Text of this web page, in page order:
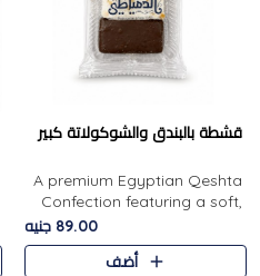
قشطة بالبندق والشوكولاتة كبير
A premium Egyptian Qeshta
Confection featuring a soft,
creamy texture paired with a
rich layer of premium
chocolate and the distinctive
89.00 جنيه
أضف